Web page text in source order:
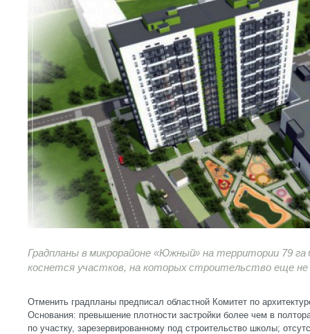
Градпланы в микрорайоне «Южный» на территории 79
коснется участков, на которых строительство еще не
Отменить градпланы предписал областной Комитет по
Основания: превышение плотности застройки более чем в
по участку, зарезервированному под строительство школы;